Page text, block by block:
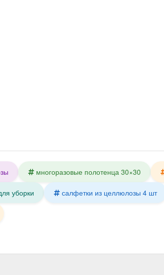
многоразовые полотенца 30×30
уборки салфетки из целлюлозы 4 шт